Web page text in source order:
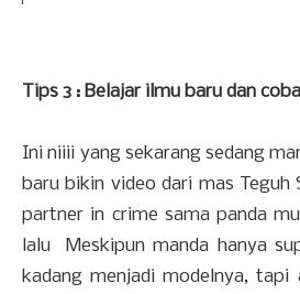
Tips 3 : Belajar ilmu baru dan
Ini niiii yang sekarang sedang
baru bikin video dari mas Teguh
partner in crime sama panda
lalu
Meskipun manda hanya
kadang menjadi modelnya, tapi